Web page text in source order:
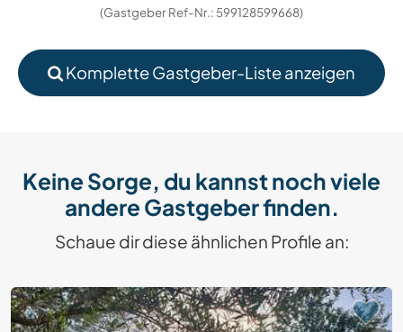
(Gastgeber Ref-Nr.: 599128599668)
Komplette Gastgeber-Liste anzeigen
Keine Sorge, du kannst noch viele
andere Gastgeber finden.
Schaue dir diese ähnlichen Profile an: